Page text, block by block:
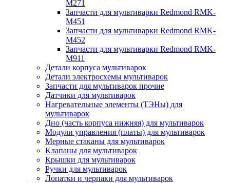
M271
Запчасти для мультиварки Redmond RMK-
M451
Запчасти для мультиварки Redmond RMK-
M452
Запчасти для мультиварки Redmond RMK-
M911
Детали корпуса мультиварок
Детали электросхемы мультиварок
Запчасти для мультиварок прочие
Датчики для мультиварок
Нагревательные элементы (ТЭНы) для
мультиварок
Дно (часть корпуса нижняя) для мультиварок
Модули управления (платы) для мультиварок
Мерные стаканы для мультиварок
Клапаны для мультиварок
Крышки для мультиварок
Ручки для мультиварок
Лопатки и черпаки для мультиварок